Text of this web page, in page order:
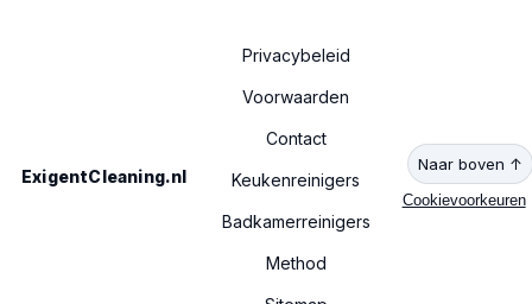
ExigentCleaning.nl
Privacybeleid
Voorwaarden
Contact
Keukenreinigers
Badkamerreinigers
Method
Naar boven ↑
Cookievoorkeuren